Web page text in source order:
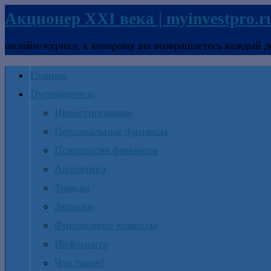
Акционер XXI века |
онлайн-журнал, к которому вы возвращаетесь каждый
Главная
Путеводитель
Инвестирование
Персональные финансы
Психология финансов
Аналитика
Тренды
Записки
Финансовые комиксы
Инфоцентр
Что такое?